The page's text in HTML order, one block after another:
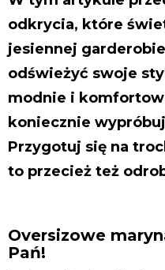
odkrycia, które
jesiennej
odświeżyć swoje
modnie i
koniecznie
Przygotuj się na
to przecież też
Oversizowe
Pań!